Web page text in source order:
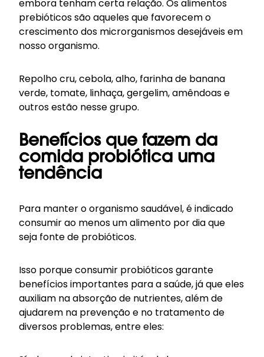
embora tenham certa relação. Os alimentos
prebióticos são aqueles que favorecem o
crescimento dos microrganismos desejáveis em
nosso organismo.
Repolho cru, cebola, alho, farinha de banana
verde, tomate, linhaça, gergelim, amêndoas e
outros estão nesse grupo.
Benefícios que fazem da
comida probiótica uma
tendência
Para manter o organismo saudável, é indicado
consumir ao menos um alimento por dia que
seja fonte de probióticos.
Isso porque consumir probióticos garante
benefícios importantes para a saúde, já que eles
auxiliam na absorção de nutrientes, além de
ajudarem na prevenção e no tratamento de
diversos problemas, entre eles: